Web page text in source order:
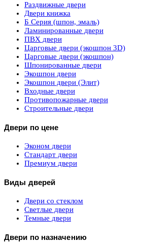
Раздвижные двери
Двери книжка
Б Серия (шпон, эмаль)
Ламинированные двери
ПВХ двери
Царговые двери (экошпон 3D)
Царговые двери (экошпон)
Шпонированные двери
Экошпон двери
Экошпон двери (Элит)
Входные двери
Противопожарные двери
Строительные двери
Двери по цене
Эконом двери
Стандарт двери
Премиум двери
Виды дверей
Двери со стеклом
Светлые двери
Темные двери
Двери по назначению